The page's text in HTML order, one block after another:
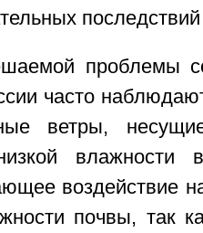
проблемы
часто
ветры,
влажности
воздействие
почвы, так